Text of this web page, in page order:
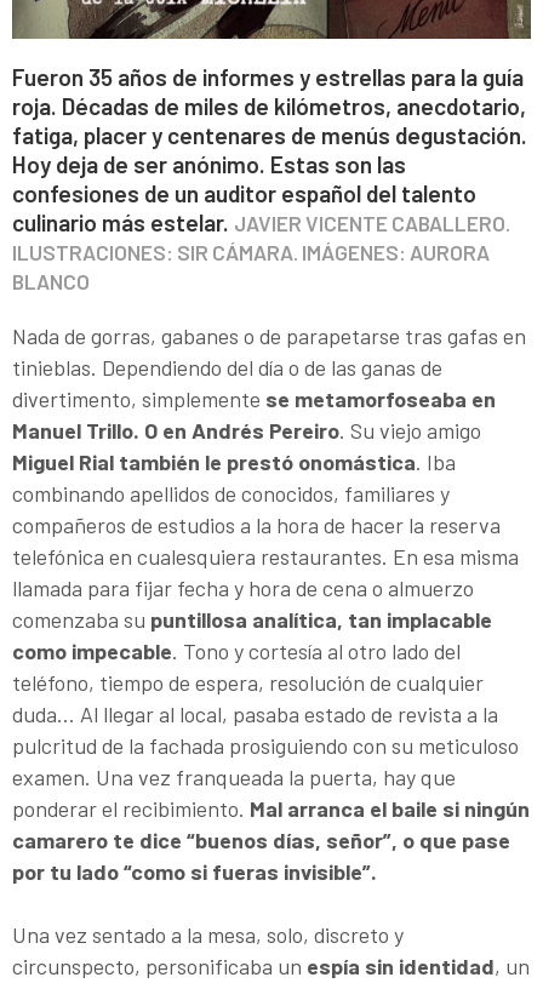
Fueron 35 años de informes y estrellas para la guía
roja. Décadas de miles de kilómetros, anecdotario,
fatiga, placer y centenares de menús degustación.
Hoy deja de ser anónimo. Estas son las
confesiones de un auditor español del talento
culinario más estelar. JAVIER VICENTE CABALLERO.
ILUSTRACIONES: SIR CÁMARA. IMÁGENES: AURORA
BLANCO
Nada de gorras, gabanes o de parapetarse tras gafas en
tinieblas. Dependiendo del día o de las ganas de
divertimento, simplemente se metamorfoseaba en
Manuel Trillo. O en Andrés Pereiro. Su viejo amigo
Miguel Rial también le prestó onomástica. Iba
combinando apellidos de conocidos, familiares y
compañeros de estudios a la hora de hacer la reserva
telefónica en cualesquiera restaurantes. En esa misma
llamada para fijar fecha y hora de cena o almuerzo
comenzaba su puntillosa analítica, tan implacable
como impecable. Tono y cortesía al otro lado del
teléfono, tiempo de espera, resolución de cualquier
duda... Al llegar al local, pasaba estado de revista a la
pulcritud de la fachada prosiguiendo con su meticuloso
examen. Una vez franqueada la puerta, hay que
ponderar el recibimiento. Mal arranca el baile si ningún
camarero te dice “buenos días, señor”, o que pase
por tu lado “como si fueras invisible”.
Una vez sentado a la mesa, solo, discreto y
circunspecto, personificaba un espía sin identidad, un